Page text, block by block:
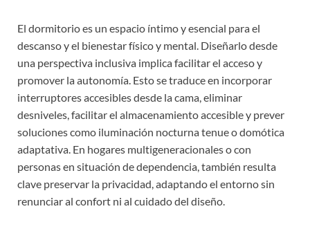
El dormitorio es un espacio íntimo y esencial para el
descanso y el bienestar físico y mental. Diseñarlo desde
una perspectiva inclusiva implica facilitar el acceso y
promover la autonomía. Esto se traduce en incorporar
interruptores accesibles desde la cama, eliminar
desniveles, facilitar el almacenamiento accesible y prever
soluciones como iluminación nocturna tenue o domótica
adaptativa. En hogares multigeneracionales o con
personas en situación de dependencia, también resulta
clave preservar la privacidad, adaptando el entorno sin
renunciar al confort ni al cuidado del diseño.